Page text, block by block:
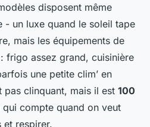
disposent même
- un luxe quand le soleil tape
mais les équipements de
frigo assez grand, cuisinière
une petite clim’ en
pas clinquant, mais il est 100
qui compte quand on veut
et respirer.